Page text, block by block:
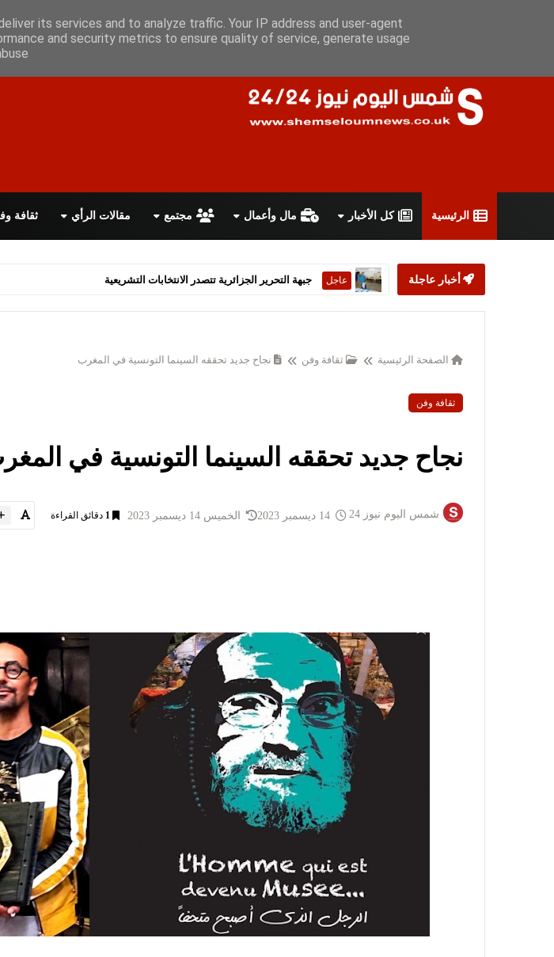
سياسة الخصوصية اتفاقية الاستخدام أعلن معانا اتصل بنا اقرأ الصحيفة PDF
الرئيسية كل الأخبار مال وأعمال مجتمع مقالات الرأي ثقافة
أخبار عاجلة عاجل ستارمر يعلن استقالته من رئاسة الحكومة البريطانية
الصفحة الرئيسية ثقافة وفن نجاح جديد تحققه السينما التونسية في المغرب
ثقافة وفن
نجاح جديد تحققه السينما التونسية في
شمس اليوم نيوز 24 الخميس 14 ديسمبر 2023 1 دقائق القراءة
its services and to analyze traffic. Your IP address and user-agent
and security metrics to ensure quality of service, generate usage